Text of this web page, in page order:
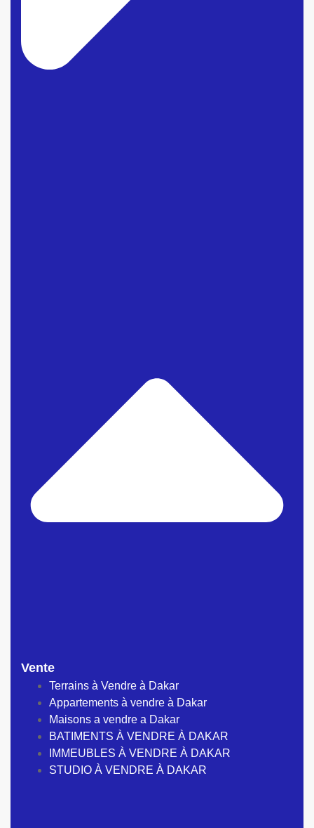
Vente
Terrains à Vendre à Dakar
Appartements à vendre à Dakar
Maisons a vendre a Dakar
BATIMENTS À VENDRE À DAKAR
IMMEUBLES À VENDRE À DAKAR
STUDIO À VENDRE À DAKAR